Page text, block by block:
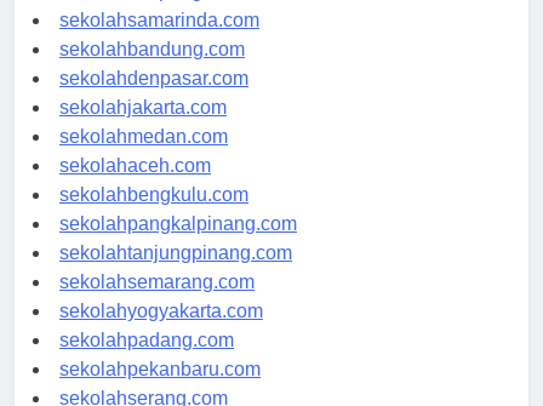
sekolahlampung.com
sekolahsamarinda.com
sekolahbandung.com
sekolahdenpasar.com
sekolahjakarta.com
sekolahmedan.com
sekolahaceh.com
sekolahbengkulu.com
sekolahpangkalpinang.com
sekolahtanjungpinang.com
sekolahsemarang.com
sekolahyogyakarta.com
sekolahpadang.com
sekolahpekanbaru.com